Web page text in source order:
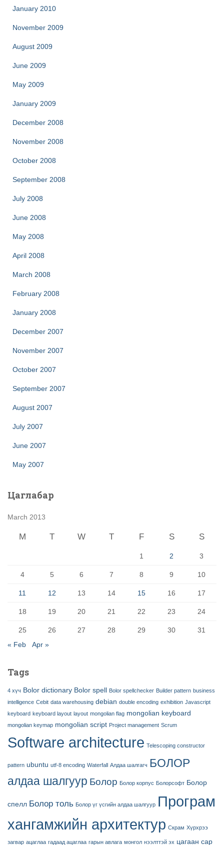
January 2010
November 2009
August 2009
June 2009
May 2009
January 2009
December 2008
November 2008
October 2008
September 2008
July 2008
June 2008
May 2008
April 2008
March 2008
February 2008
January 2008
December 2007
November 2007
October 2007
September 2007
August 2007
July 2007
June 2007
May 2007
Цаглабар
March 2013
M T W T F S S
1 2 3
4 5 6 7 8 9 10
11 12 13 14 15 16 17
18 19 20 21 22 23 24
25 26 27 28 29 30
31
« Feb
Apr »
Tags
4 хүч Bolor dictionary Bolor spell Bolor spellchecker Builder pattern business
intelligence Cebit data warehousing debian double encoding exhibition Javascript
keyboard keyboard layout layout mongolian flag mongolian keyboard
mongolian keymap mongolian script Project management Scrum
Software architecture Telescoping constructor
pattern ubuntu utf-8 encoding Waterfall Алдаа шалгагч БОЛОР
алдаа шалгуур Болор Болор корпус Болорсофт Болор
спелл Болор толь Болор үг үсгийн алдаа шалгуур Програм
хангамжийн архитектур Скрам Хүрхрээ
загвар ацаглаа гадаад ацаглаа гарын авлага монгол нээлттэй эх цагаан сар